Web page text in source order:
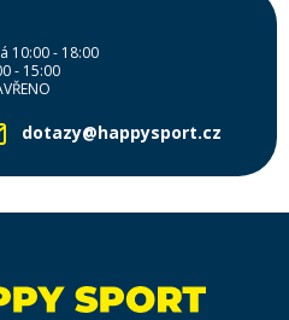
10:00 - 18:00
- 15:00
dotazy@happysport.cz